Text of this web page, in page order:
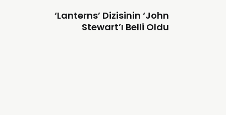
‘Lanterns’ Dizisinin ‘John
Stewart’ı Belli Oldu